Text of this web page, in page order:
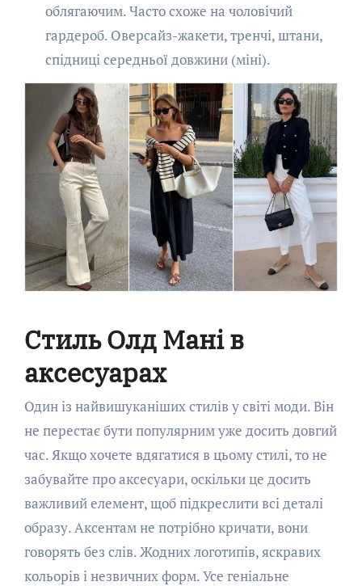
облягаючим. Часто схоже на чоловічий
гардероб. Оверсайз-жакети, тренчі, штани,
спідниці середньої довжини (міні).
Стиль Олд Мані в
аксесуарах
Один із найвишуканіших стилів у світі моди. Він
не перестає бути популярним уже досить довгий
час. Якщо хочете вдягатися в цьому стилі, то не
забувайте про аксесуари, оскільки це досить
важливий елемент, щоб підкреслити всі деталі
образу. Аксентам не потрібно кричати, вони
говорять без слів. Жодних логотипів, яскравих
кольорів і незвичних форм. Усе геніальне